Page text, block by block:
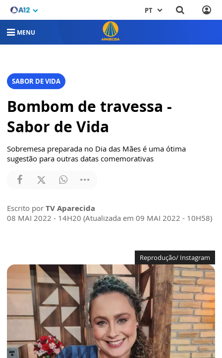
PT
MENU
SABOR DE VIDA
Bombom de travessa -
Sabor de Vida
Sobremesa preparada no Dia das Mães é uma ótima
sugestão para outras datas comemorativas
Escrito por TV Aparecida
08 MAI 2022 - 14H20 (Atualizada em 09 MAI 2022 - 10H58)
Reprodução/ Instagram